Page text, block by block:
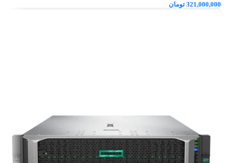
321,000,000 تومان